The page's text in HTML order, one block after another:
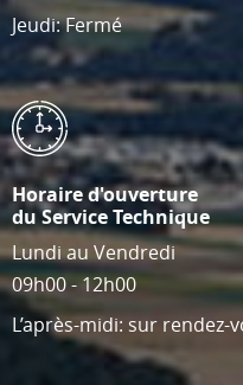
Jeudi: Fermé
Horaire d'ouverture
du Service Technique
Lundi au Vendredi
09h00 - 12h00
L’après-midi: sur rendez-